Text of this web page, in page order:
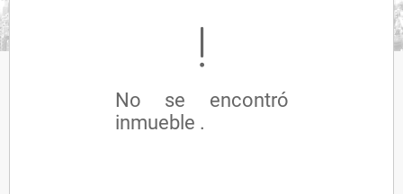
No se encontró
inmueble .